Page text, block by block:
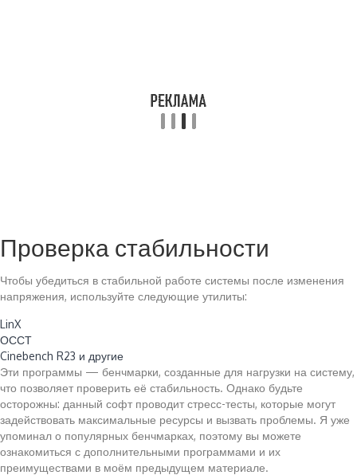
Проверка стабильности
Чтобы убедиться в стабильной работе системы после изменения
напряжения, используйте следующие утилиты:
LinX
ОССТ
Cinebench R23 и другие
Эти программы — бенчмарки, созданные для нагрузки на систему,
что позволяет проверить её стабильность. Однако будьте
осторожны: данный софт проводит стресс-тесты, которые могут
задействовать максимальные ресурсы и вызвать проблемы. Я уже
упоминал о популярных бенчмарках, поэтому вы можете
ознакомиться с дополнительными программами и их
преимуществами в моём предыдущем материале.